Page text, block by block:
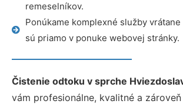
remeselníkov.
Ponúkame komplexné služby
sú priamo v ponuke webovej stránky.
Čistenie odtoku v sprche
vám profesionálne, kvalitné a